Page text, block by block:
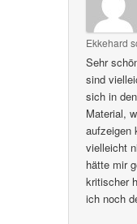
Ekkehard
Sehr
sind
sich in
Material,
aufzeigen
vielleicht
hätte mir
kritischer
ich noch